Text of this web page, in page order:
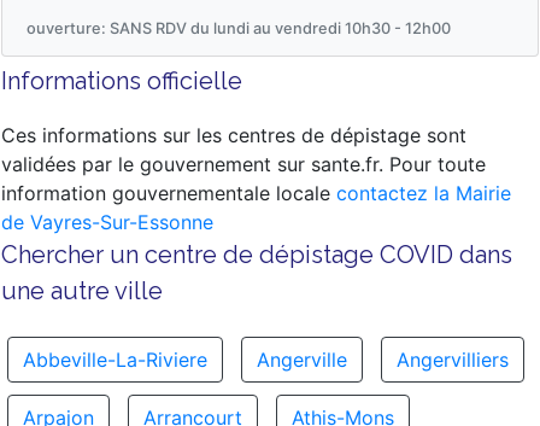
ouverture: SANS RDV du lundi au vendredi 10h30 - 12h00
Informations officielle
Ces informations sur les centres de dépistage sont
validées par le gouvernement sur sante.fr. Pour toute
information gouvernementale locale contactez la Mairie
de Vayres-Sur-Essonne
Chercher un centre de dépistage COVID dans
une autre ville
Abbeville-La-Riviere Angerville Angervilliers
Arpajon Arrancourt Athis-Mons